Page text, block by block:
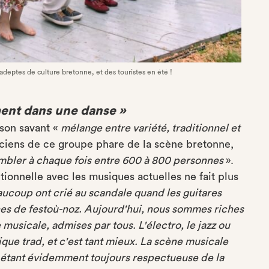
de culture bretonne, et des touristes en été !
dans une danse »
savant « mélange entre variété, traditionnel et
de ce groupe phare de la scène bretonne,
à chaque fois entre 600 à 800 personnes».
avec les musiques actuelles ne fait plus
ont crié au scandale quand les guitares
de festoù-noz. Aujourd'hui, nous sommes riches
admises par tous. L'électro, le jazz ou
trad, et c'est tant mieux. La scène musicale
évidemment toujours respectueuse de la